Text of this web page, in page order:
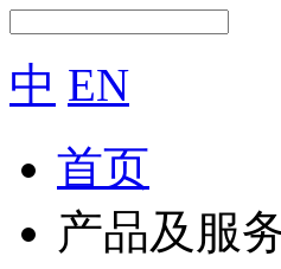
中 EN
首页
产品及服